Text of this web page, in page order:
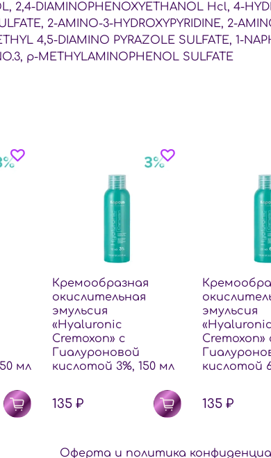
2,4-DIAMINOPHENOXYETHANOL Hcl, 4-
2-AMINO-3-HYDROXYPYRIDINE, 2-
4,5-DIAMINO PYRAZOLE SULFATE, 1-
p-METHYLAMINOPHENOL SULFATE
мл
Кремообразная
окислительная
эмульсия
«Hyaluronic
Cremoxon» с
Гиалуроновой
кислотой 3%, 150 мл
135 ₽
эмульсия
«Hyaluronic
Cremoxon»
кислотой
135 ₽
Оферта и политика